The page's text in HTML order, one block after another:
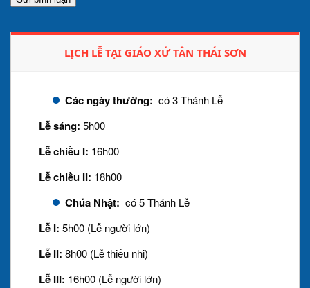
LỊCH LỄ TẠI GIÁO XỨ TÂN THÁI SƠN
Các ngày thường: có 3 Thánh Lễ
Lễ sáng: 5h00
Lễ chiều I: 16h00
Lễ chiều II: 18h00
Chúa Nhật: có 5 Thánh Lễ
Lễ I: 5h00 (Lễ người lớn)
Lễ II: 8h00 (Lễ thiếu nhi)
Lễ III: 16h00 (Lễ người lớn)